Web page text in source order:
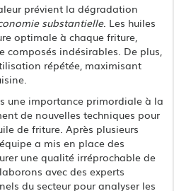
prévient la dégradation
substantielle. Les huiles
optimale à chaque friture,
indésirables. De plus,
répétée, maximisant
une importance primordiale à la
de nouvelles techniques pour
de friture. Après plusieurs
a mis en place des
une qualité irréprochable de
avec des experts
du secteur pour analyser les